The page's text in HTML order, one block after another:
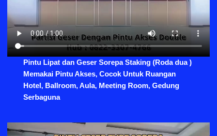
Pintu Lipat dan Geser Sorepa Staking (Roda dua )
Memakai Pintu Akses, Cocok Untuk Ruangan
Hotel, Ballroom, Aula, Meeting Room, Gedung
Serbaguna